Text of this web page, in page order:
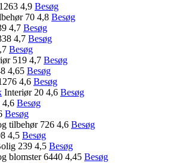
4,9 Besøg
70 4,8 Besøg
4,7 Besøg
4,7 Besøg
Besøg
519 4,7 Besøg
4,65 Besøg
4,6 Besøg
Interiør 20 4,6 Besøg
4,6 Besøg
Besøg
tilbehør 726 4,6 Besøg
4,5 Besøg
239 4,5 Besøg
blomster 6440 4,45 Besøg